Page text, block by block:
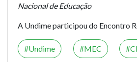
Nacional de Educação
A Undime participou do Encontro
Undime MEC